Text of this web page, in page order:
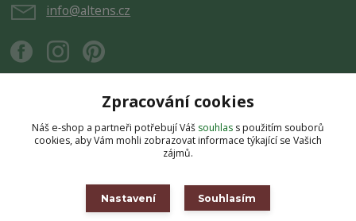
info@altens.cz
Upravit sběr cookies.
Jakékoli užití obsahu bez souhlasu autora je zakázáno.
Vytvořeno na
Eshop-rychle.cz
Zpracování cookies
Náš e-shop a partneři potřebují Váš souhlas s použitím souborů
cookies, aby Vám mohli zobrazovat informace týkající se Vašich
zájmů.
Nastavení Souhlasím